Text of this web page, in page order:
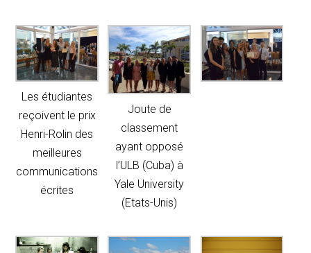
Les étudiantes
reçoivent le prix
Henri-Rolin des
meilleures
communications
écrites
Joute de
classement
ayant opposé
l’ULB (Cuba) à
Yale University
(Etats-Unis)